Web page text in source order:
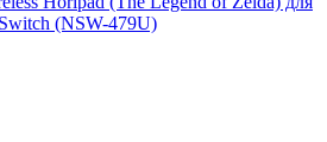
(NSW-479U)